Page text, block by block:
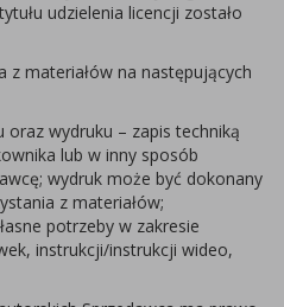
udzielenia licencji zostało
materiałów na następujących
wydruku – zapis techniką
lub w inny sposób
wydruk może być dokonany
z materiałów;
potrzeby w zakresie
instrukcji/instrukcji wideo,